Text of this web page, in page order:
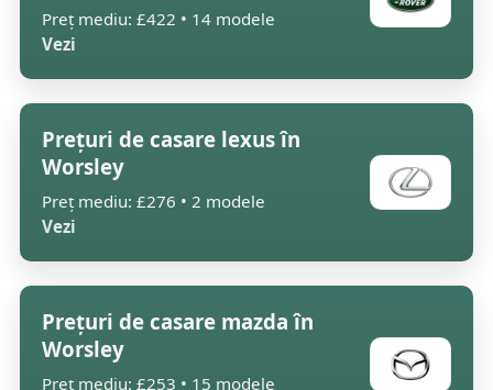
Preț mediu: £422 • 14 modele
Vezi
Prețuri de casare lexus în
Worsley
Preț mediu: £276 • 2 modele
Vezi
Prețuri de casare mazda în
Worsley
Preț mediu: £253 • 15 modele